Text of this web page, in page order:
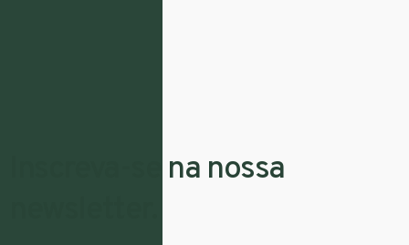
Inscreva-se na nossa